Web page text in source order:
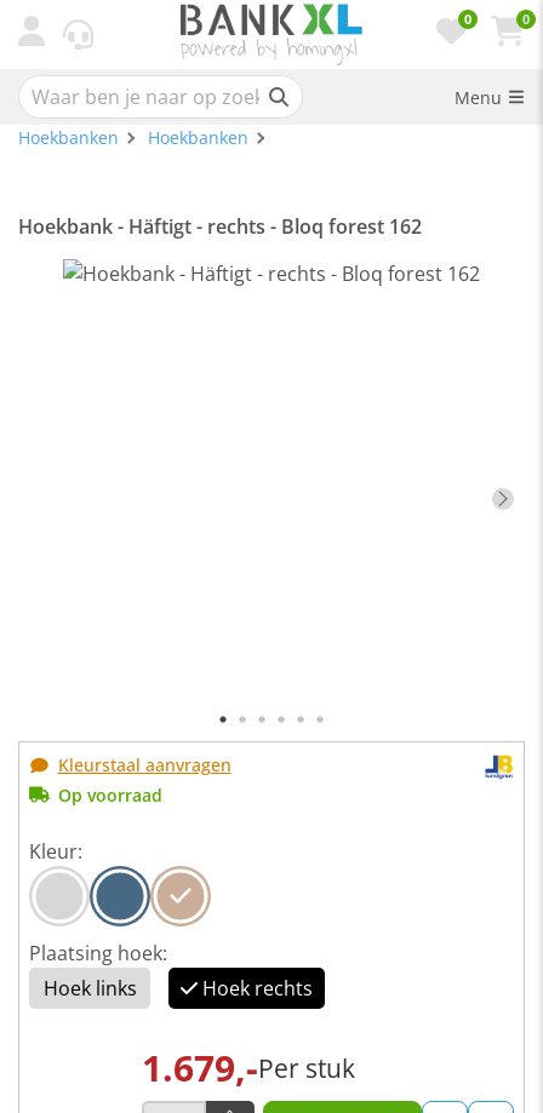
0 0
Menu
Hoekbanken
Hoekbanken
Hoekbank - Häftigt - rechts - Bloq forest 162
Kleurstaal aanvragen
Op voorraad
Kleur:
Plaatsing hoek:
Hoek links
Hoek rechts
1.679,-Per stuk